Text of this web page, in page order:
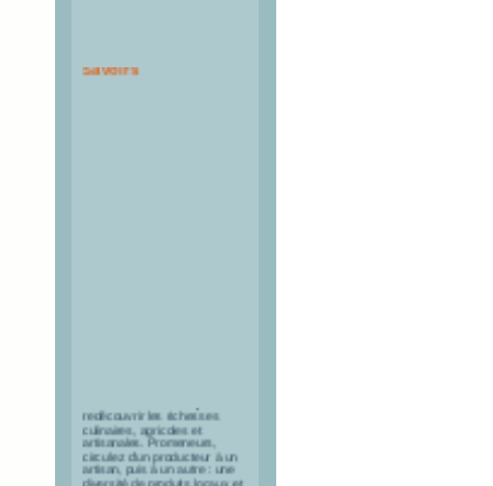
redécouvrir les richesses
culinaires, agricoles et
artisanales. Promeneurs,
circulez d'un producteur à un
artisan, puis à un autre : une
diversité de produits locaux et